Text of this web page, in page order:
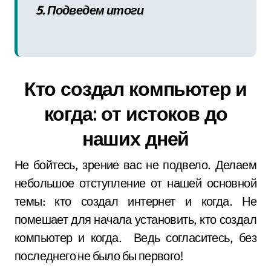
5. Подведем итоги
Кто создал компьютер и
когда: от истоков до
наших дней
Не бойтесь, зрение вас не подвело. Делаем
небольшое отступление от нашей основной
темы: кто создал интернет и когда. Не
помешает для начала установить, кто создал
компьютер и когда. Ведь согласитесь, без
последнего не было бы первого!